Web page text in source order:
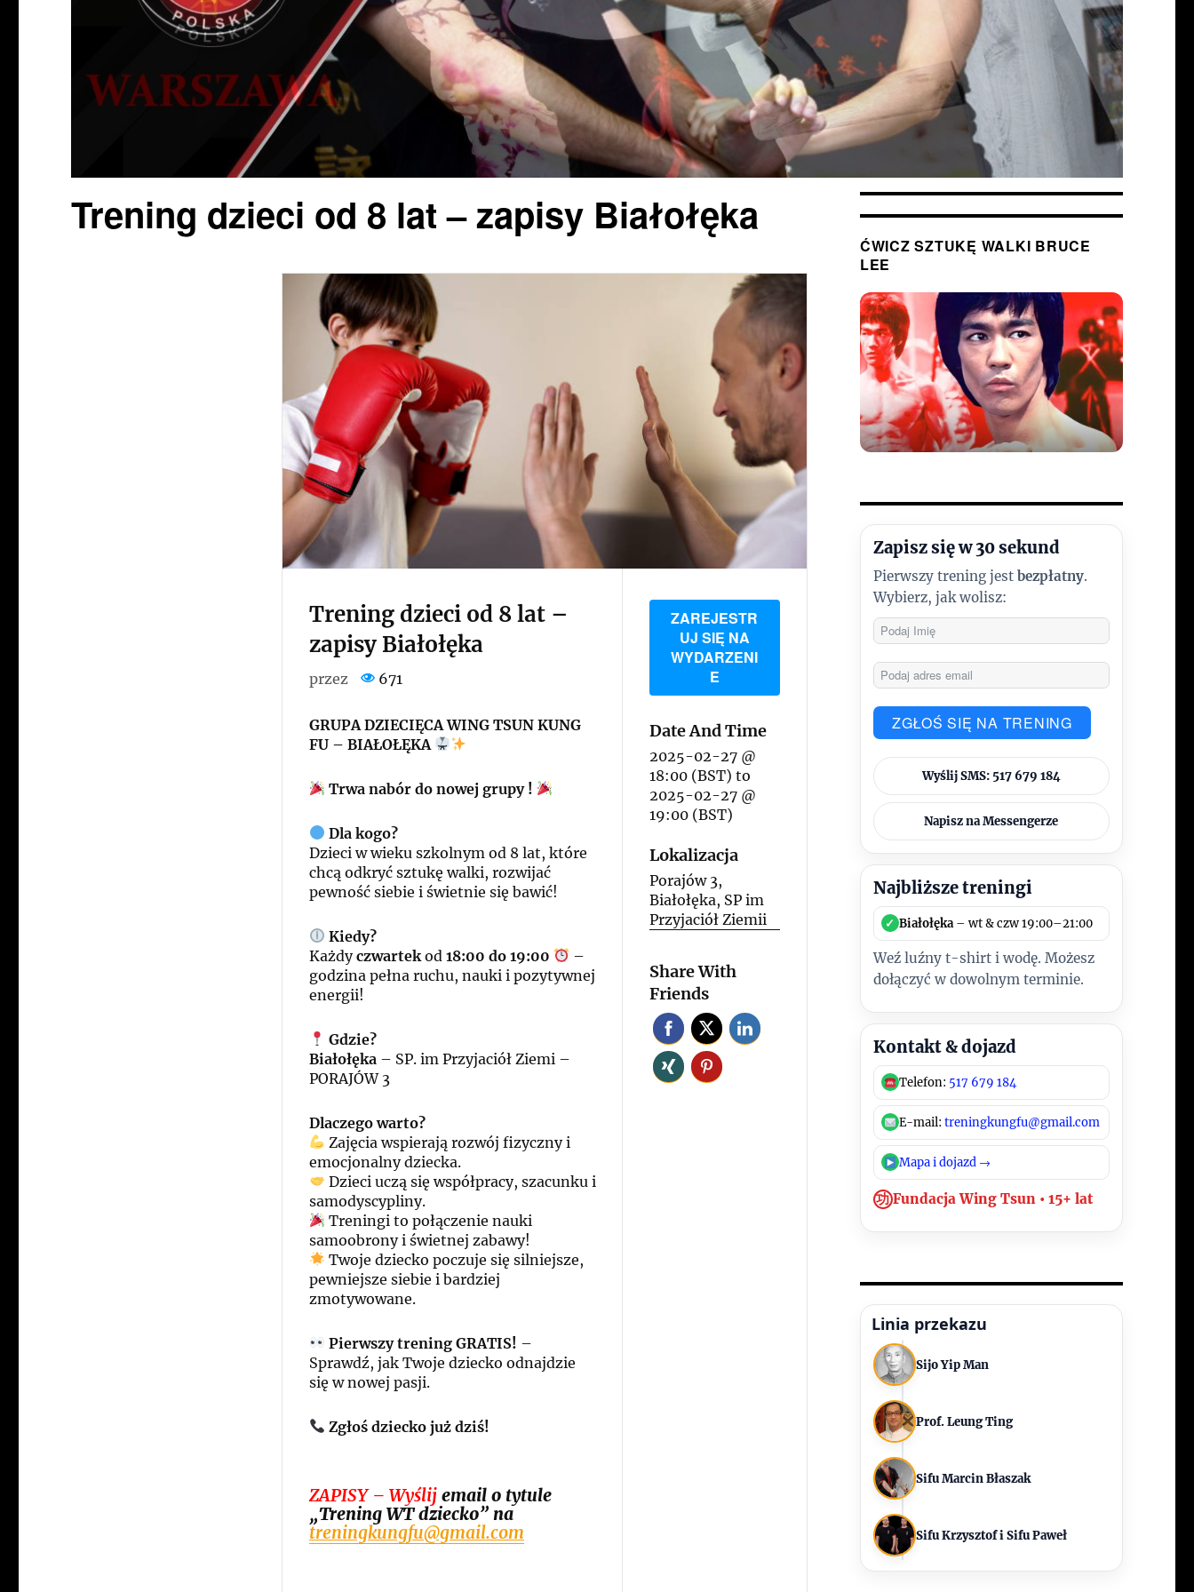
Trening dzieci od 8 lat – zapisy Białołęka
Trening dzieci od 8 lat –
zapisy Białołęka
przez 671
GRUPA DZIECIĘCA WING TSUN KUNG
FU – BIAŁOŁĘKA
Trwa nabór do nowej grupy !
Dla kogo?
Dzieci w wieku szkolnym od 8 lat, które
chcą odkryć sztukę walki, rozwijać
pewność siebie i świetnie się bawić!
Kiedy?
Każdyczwartekod 18:00 do 19:00
–
godzina pełna ruchu, nauki i pozytywnej
energii!
Gdzie?
Białołęka – SP. im Przyjaciół Ziemi –
PORAJÓW 3
Dlaczego warto?
Zajęcia wspierają rozwój fizyczny i
emocjonalny dziecka.
Dzieci uczą się współpracy, szacunku i
samodyscypliny.
Treningi to połączenie nauki
samoobrony i świetnej zabawy!
Twoje dziecko poczuje się silniejsze,
pewniejsze siebie i bardziej
zmotywowane.
Pierwszy trening GRATIS! –
Sprawdź, jak Twoje dziecko odnajdzie
się w nowej pasji.
Zgłoś dziecko już dziś!
ZAPISY – Wyślij email o tytule
„Trening WT dziecko” na
treningkungfu@gmail.com
ZAREJESTR
UJ SIĘ NA
WYDARZENI
E
Date And Time
2025-02-27 @
18:00 (BST)to
2025-02-27 @
19:00 (BST)
Lokalizacja
Porajów 3,
Białołęka, SP im
Przyjaciół Ziemii
Share With
Friends
ĆWICZ SZTUKĘ WALKI BRUCE
LEE
Zapisz się w 30 sekund
Pierwszy trening jest bezpłatny.
Wybierz, jak wolisz:
ZGŁOŚ SIĘ NA TRENING
Wyślij SMS: 517 679 184
Napisz na Messengerze
Najbliższe treningi
✓ Białołęka– wt & czw 19:00–21:00
Weź luźny t-shirt i wodę. Możesz
dołączyć w dowolnym terminie.
Kontakt & dojazd
Telefon: 517 679 184
E-mail: treningkungfu@gmail.com
Mapa i dojazd →
功Fundacja Wing Tsun • 15+ lat
Linia przekazu
Sijo Yip Man
Prof. Leung Ting
Sifu Marcin Błaszak
Sifu Krzysztof i Sifu Paweł